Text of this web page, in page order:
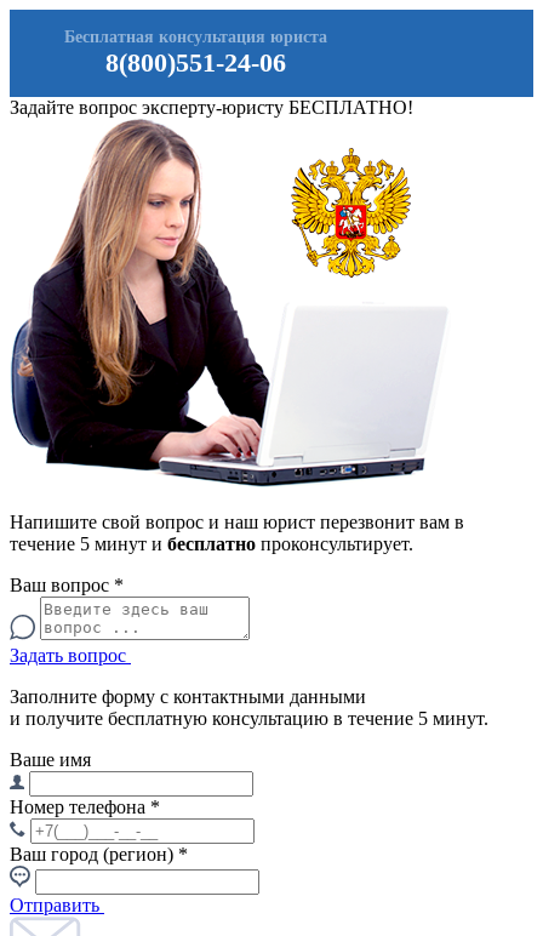
8(800)551-24-06
Бесплатная консультация юриста
Задайте вопрос эксперту-юристу БЕСПЛАТНО!
Напишите свой вопрос и наш юрист перезвонит вам в
течение 5 минут и бесплатно проконсультирует.
Ваш вопрос *
Задать вопрос
Заполните форму с контактными данными
и получите бесплатную консультацию в течение 5 минут.
Ваше имя
Номер телефона *
Ваш город (регион) *
Отправить